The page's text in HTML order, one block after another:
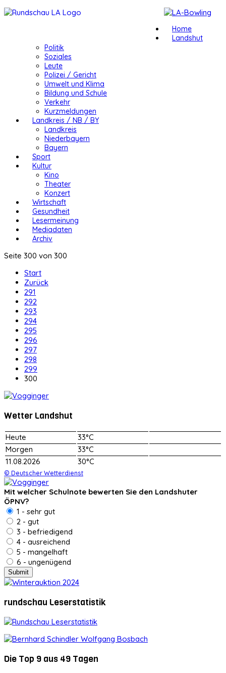
Home
Landshut
Politik
Soziales
Leute
Polizei / Gericht
Umwelt und Klima
Bildung und Schule
Verkehr
Kurzmeldungen
Landkreis / NB / BY
Landkreis
Niederbayern
Bayern
Sport
Kultur
Kino
Theater
Konzert
Wirtschaft
Gesundheit
Lesermeinung
Mediadaten
Archiv
Seite 300 von 300
Start
Zurück
291
292
293
294
295
296
297
298
299
300
Wetter Landshut
Heute
33°C
Morgen
33°C
11.08.2026
30°C
© Deutscher Wetterdienst
Mit welcher Schulnote bewerten Sie den Landshuter
ÖPNV?
1 - sehr gut
2 - gut
3 - befriedigend
4 - ausreichend
5 - mangelhaft
6 - ungenügend
rundschau Leserstatistik
Die Top 9 aus 49 Tagen